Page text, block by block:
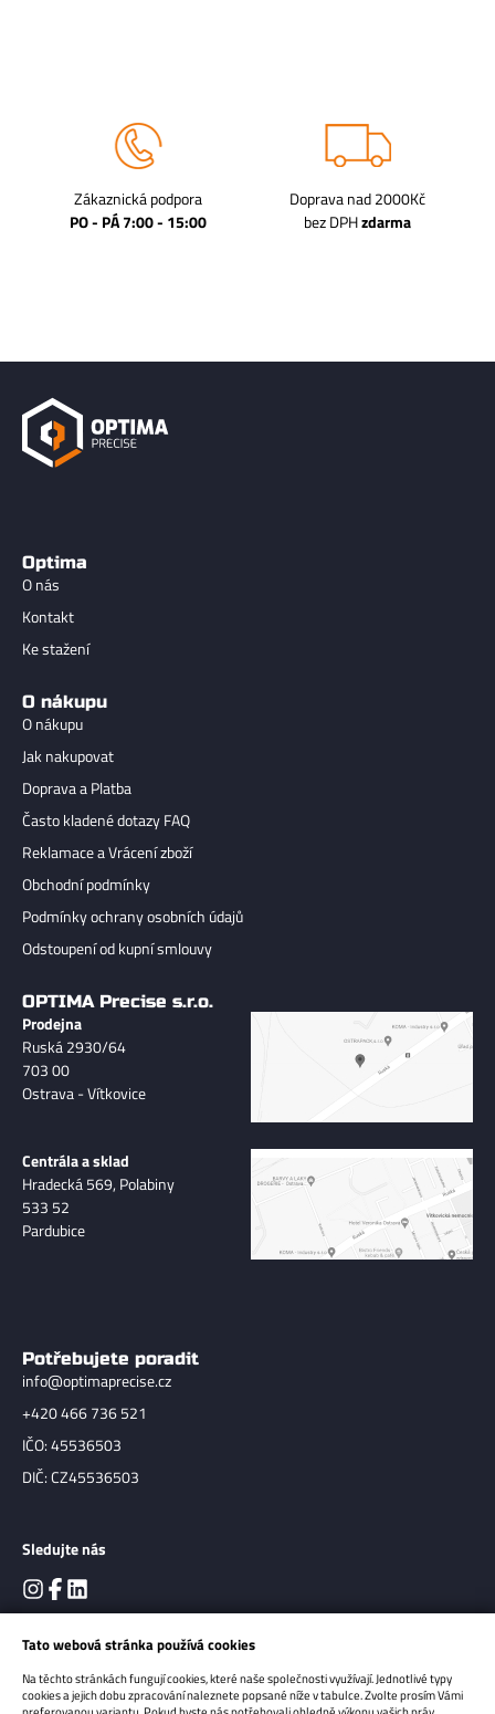
Zákaznická podpora
PO - PÁ 7:00 - 15:00
Doprava nad 2000Kč
bez DPHzdarma
Optima
O nás
Kontakt
Ke stažení
O nákupu
O nákupu
Jak nakupovat
Doprava a Platba
Často kladené dotazy FAQ
Reklamace a Vrácení zboží
Obchodní podmínky
Podmínky ochrany osobních údajů
Odstoupení od kupní smlouvy
OPTIMA Precise s.r.o.
Prodejna
Ruská 2930/64
703 00
Ostrava - Vítkovice
Centrála a sklad
Hradecká 569, Polabiny
533 52
Pardubice
Potřebujete poradit
info@optimaprecise.cz
+420 466 736 521
IČO: 45536503
DIČ: CZ45536503
Sledujte nás
Tato webová stránka používá cookies
Na těchto stránkách fungují cookies, které naše společnosti využívají. Jednotlivé typy
cookies a jejich dobu zpracování naleznete popsané níže v tabulce. Zvolte prosím Vámi